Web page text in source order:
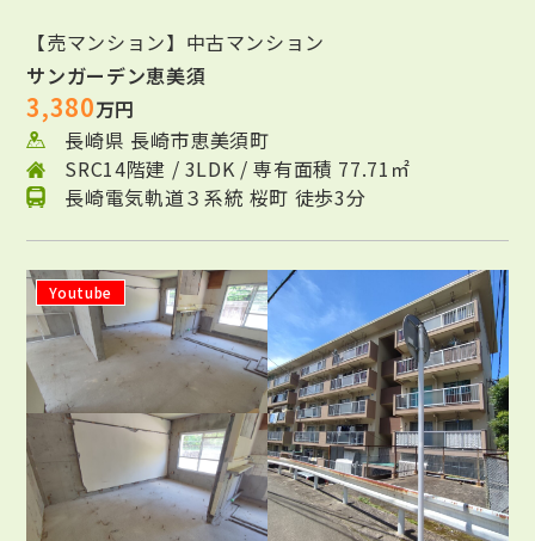
【売マンション】中古マンション
サンガーデン恵美須
3,380万円
長崎県 長崎市恵美須町
SRC14階建 / 3LDK / 専有面積 77.71㎡
長崎電気軌道３系統 桜町 徒歩3分
Youtube